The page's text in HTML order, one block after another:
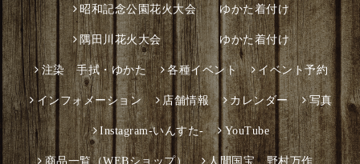
昭和記念公園花火大会 ゆかた着付け
隅田川花火大会 ゆかた着付け
注染 手拭・ゆかた 各種イベント イベント予約
インフォメーション 店舗情報 カレンダー 写真
Instagram-いんすた- YouTube
商品一覧（WEBショップ） 人間国宝 野村万作